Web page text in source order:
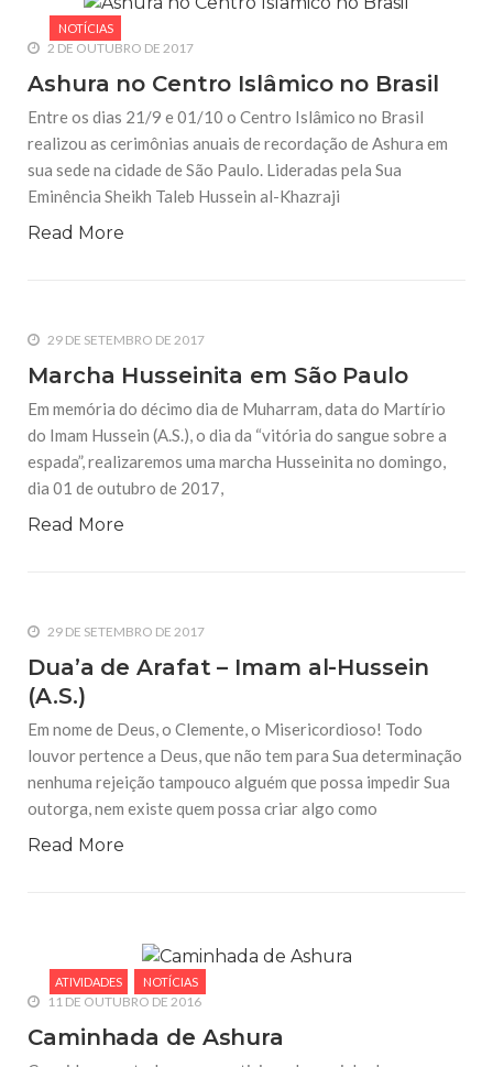
NOTÍCIAS
2 DE OUTUBRO DE 2017
Ashura no Centro Islâmico no Brasil
Entre os dias 21/9 e 01/10 o Centro Islâmico no Brasil
realizou as cerimônias anuais de recordação de Ashura em
sua sede na cidade de São Paulo. Lideradas pela Sua
Eminência Sheikh Taleb Hussein al-Khazraji
Read More
29 DE SETEMBRO DE 2017
Marcha Husseinita em São Paulo
Em memória do décimo dia de Muharram, data do Martírio
do Imam Hussein (A.S.), o dia da “vitória do sangue sobre a
espada”, realizaremos uma marcha Husseinita no domingo,
dia 01 de outubro de 2017,
Read More
29 DE SETEMBRO DE 2017
Dua’a de Arafat – Imam al-Hussein
(A.S.)
Em nome de Deus, o Clemente, o Misericordioso! Todo
louvor pertence a Deus, que não tem para Sua determinação
nenhuma rejeição tampouco alguém que possa impedir Sua
outorga, nem existe quem possa criar algo como
Read More
ATIVIDADES NOTÍCIAS
11 DE OUTUBRO DE 2016
Caminhada de Ashura